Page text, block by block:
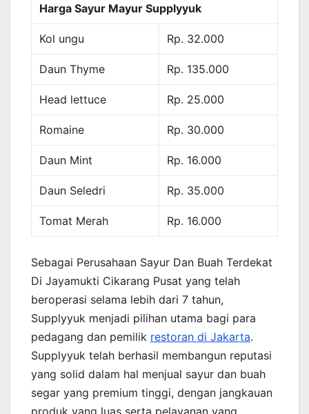
Harga Sayur Mayur Supplyyuk
Kol ungu Rp. 32.000
Daun Thyme Rp. 135.000
Head lettuce Rp. 25.000
Romaine Rp. 30.000
Daun Mint Rp. 16.000
Daun Seledri Rp. 35.000
Tomat Merah Rp. 16.000
Sebagai Perusahaan Sayur Dan Buah Terdekat
Di Jayamukti Cikarang Pusat yang telah
beroperasi selama lebih dari 7 tahun,
Supplyyuk menjadi pilihan utama bagi para
pedagang dan pemilik restoran di Jakarta.
Supplyyuk telah berhasil membangun reputasi
yang solid dalam hal menjual sayur dan buah
segar yang premium tinggi, dengan jangkauan
produk yang luas serta pelayanan yang